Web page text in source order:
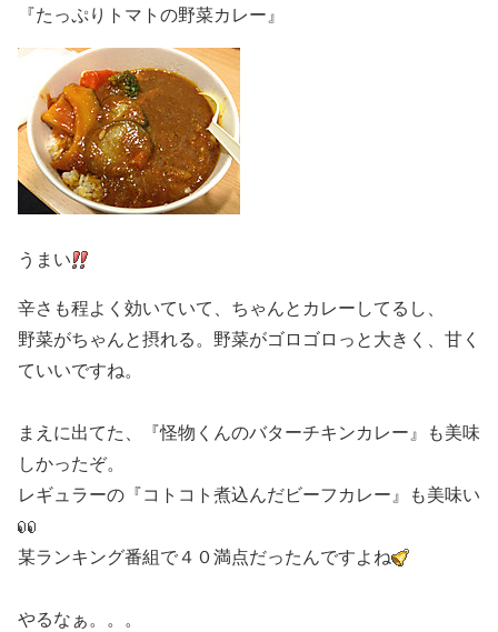
『たっぷりトマトの野菜カレー』
うまい
辛さも程よく効いていて、ちゃんとカレーしてるし、
野菜がちゃんと摂れる。野菜がゴロゴロっと大きく、甘く
ていいですね。
まえに出てた、『怪物くんのバターチキンカレー』も美味
しかったぞ。
レギュラーの『コトコト煮込んだビーフカレー』も美味い
某ランキング番組で４０満点だったんですよね
やるなぁ。。。